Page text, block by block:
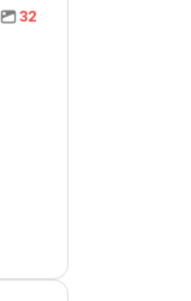
32